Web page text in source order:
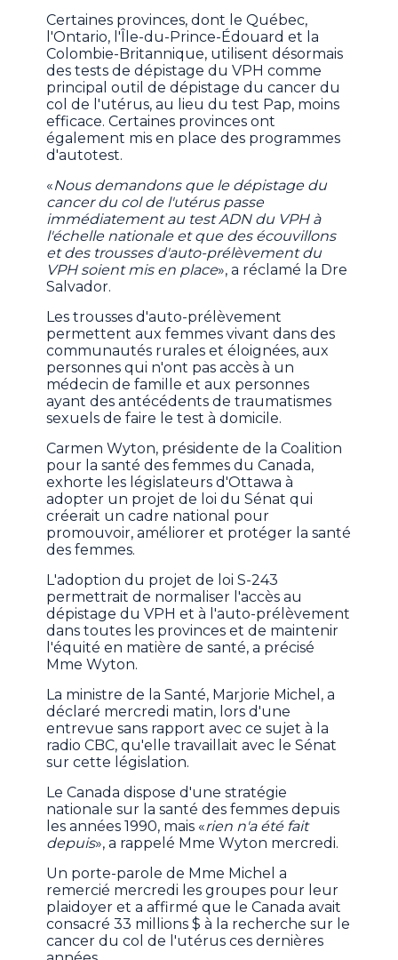
Certaines provinces, dont le Québec,
l'Ontario, l'Île-du-Prince-Édouard et la
Colombie-Britannique, utilisent désormais
des tests de dépistage du VPH comme
principal outil de dépistage du cancer du
col de l'utérus, au lieu du test Pap, moins
efficace. Certaines provinces ont
également mis en place des programmes
d'autotest.
«Nous demandons que le dépistage du
cancer du col de l'utérus passe
immédiatement au test ADN du VPH à
l'échelle nationale et que des écouvillons
et des trousses d'auto-prélèvement du
VPH soient mis en place», a réclamé la Dre
Salvador.
Les trousses d'auto-prélèvement
permettent aux femmes vivant dans des
communautés rurales et éloignées, aux
personnes qui n'ont pas accès à un
médecin de famille et aux personnes
ayant des antécédents de traumatismes
sexuels de faire le test à domicile.
Carmen Wyton, présidente de la Coalition
pour la santé des femmes du Canada,
exhorte les législateurs d'Ottawa à
adopter un projet de loi du Sénat qui
créerait un cadre national pour
promouvoir, améliorer et protéger la santé
des femmes.
L'adoption du projet de loi S-243
permettrait de normaliser l'accès au
dépistage du VPH et à l'auto-prélèvement
dans toutes les provinces et de maintenir
l'équité en matière de santé, a précisé
Mme Wyton.
La ministre de la Santé, Marjorie Michel, a
déclaré mercredi matin, lors d'une
entrevue sans rapport avec ce sujet à la
radio CBC, qu'elle travaillait avec le Sénat
sur cette législation.
Le Canada dispose d'une stratégie
nationale sur la santé des femmes depuis
les années 1990, mais «rien n'a été fait
depuis», a rappelé Mme Wyton mercredi.
Un porte-parole de Mme Michel a
remercié mercredi les groupes pour leur
plaidoyer et a affirmé que le Canada avait
consacré 33 millions $ à la recherche sur le
cancer du col de l'utérus ces dernières